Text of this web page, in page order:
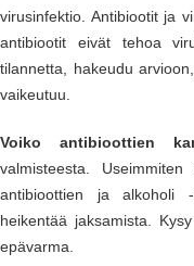
virusinfektio. Antibiootit ja
antibiootit eivät tehoa
tilannetta, hakeudu
vaikeutuu.
Voiko antibioottien
valmisteesta.
antibioottien ja alkoholi
heikentää jaksamista.
epävarma.